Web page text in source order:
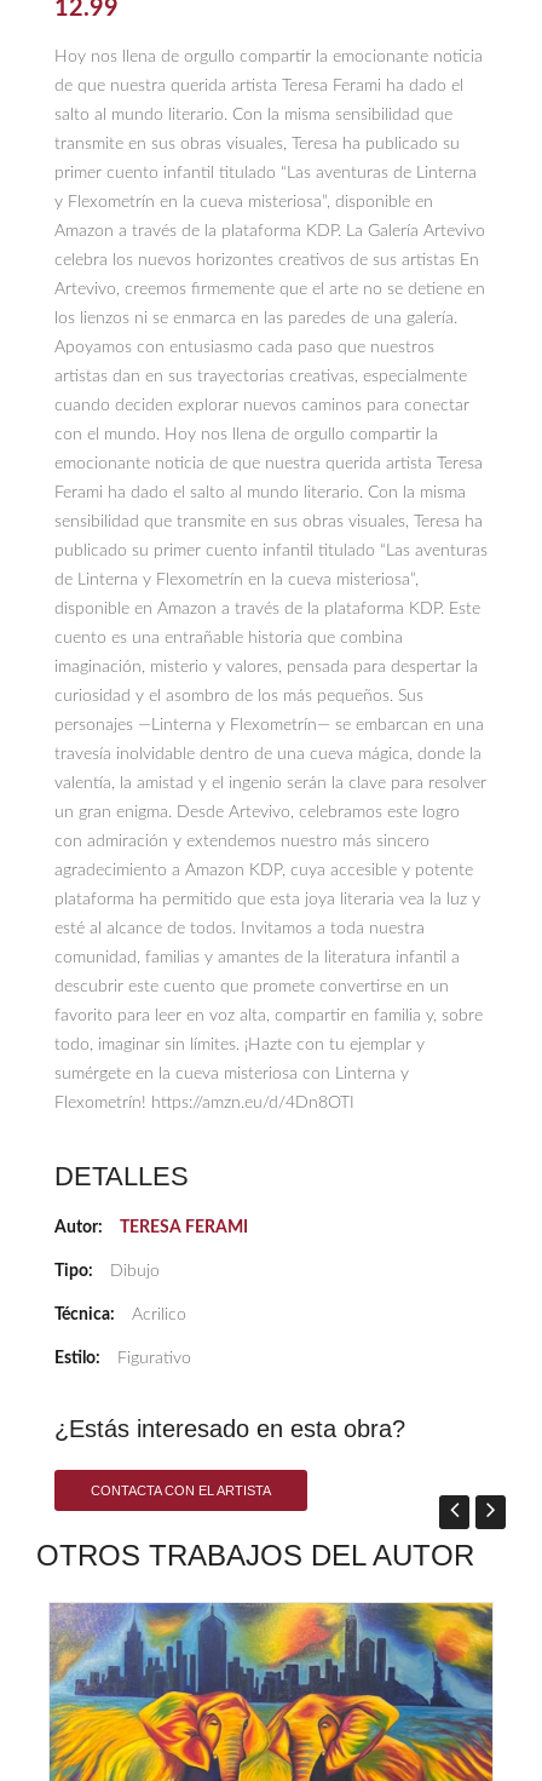
12.99
Hoy nos llena de orgullo compartir la emocionante noticia
de que nuestra querida artista Teresa Ferami ha dado el
salto al mundo literario. Con la misma sensibilidad que
transmite en sus obras visuales, Teresa ha publicado su
primer cuento infantil titulado “Las aventuras de Linterna
y Flexometrín en la cueva misteriosa”, disponible en
Amazon a través de la plataforma KDP. La Galería Artevivo
celebra los nuevos horizontes creativos de sus artistas En
Artevivo, creemos firmemente que el arte no se detiene en
los lienzos ni se enmarca en las paredes de una galería.
Apoyamos con entusiasmo cada paso que nuestros
artistas dan en sus trayectorias creativas, especialmente
cuando deciden explorar nuevos caminos para conectar
con el mundo. Hoy nos llena de orgullo compartir la
emocionante noticia de que nuestra querida artista Teresa
Ferami ha dado el salto al mundo literario. Con la misma
sensibilidad que transmite en sus obras visuales, Teresa ha
publicado su primer cuento infantil titulado “Las aventuras
de Linterna y Flexometrín en la cueva misteriosa”,
disponible en Amazon a través de la plataforma KDP. Este
cuento es una entrañable historia que combina
imaginación, misterio y valores, pensada para despertar la
curiosidad y el asombro de los más pequeños. Sus
personajes —Linterna y Flexometrín— se embarcan en una
travesía inolvidable dentro de una cueva mágica, donde la
valentía, la amistad y el ingenio serán la clave para resolver
un gran enigma. Desde Artevivo, celebramos este logro
con admiración y extendemos nuestro más sincero
agradecimiento a Amazon KDP, cuya accesible y potente
plataforma ha permitido que esta joya literaria vea la luz y
esté al alcance de todos. Invitamos a toda nuestra
comunidad, familias y amantes de la literatura infantil a
descubrir este cuento que promete convertirse en un
favorito para leer en voz alta, compartir en familia y, sobre
todo, imaginar sin límites. ¡Hazte con tu ejemplar y
sumérgete en la cueva misteriosa con Linterna y
Flexometrín! https://amzn.eu/d/4Dn8OTI
DETALLES
Autor: TERESA FERAMI
Tipo: Dibujo
Técnica: Acrilico
Estilo: Figurativo
¿Estás interesado en esta obra?
CONTACTA CON EL ARTISTA
OTROS TRABAJOS DEL AUTOR